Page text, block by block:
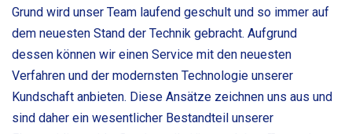
Grund wird unser Team laufend geschult und so immer auf
dem neuesten Stand der Technik gebracht. Aufgrund
dessen können wir einen Service mit den neuesten
Verfahren und der modernsten Technologie unserer
Kundschaft anbieten. Diese Ansätze zeichnen uns aus und
sind daher ein wesentlicher Bestandteil unserer